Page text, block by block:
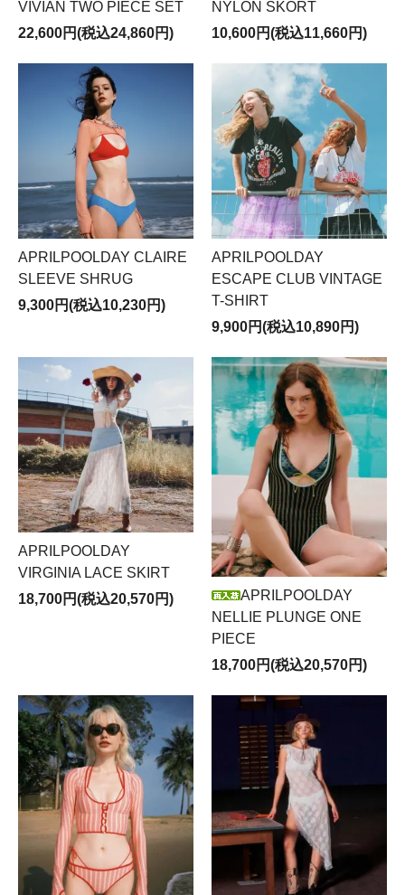
VIVIAN TWO PIECE SET
22,600円(税込24,860円)
NYLON SKORT
10,600円(税込11,660円)
APRILPOOLDAY CLAIRE
SLEEVE SHRUG
9,300円(税込10,230円)
APRILPOOLDAY
ESCAPE CLUB VINTAGE
T-SHIRT
9,900円(税込10,890円)
APRILPOOLDAY
VIRGINIA LACE SKIRT
18,700円(税込20,570円)
APRILPOOLDAY
NELLIE PLUNGE ONE
PIECE
18,700円(税込20,570円)